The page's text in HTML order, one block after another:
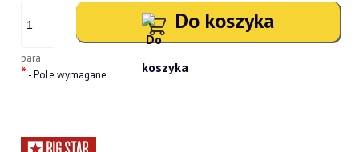
para
Do koszyka
* - Pole wymagane